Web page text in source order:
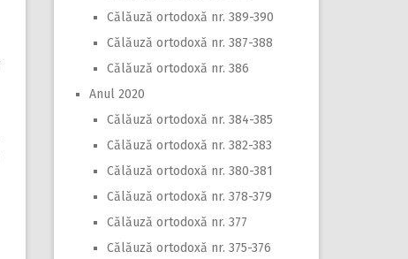
Călăuză ortodoxă nr. 389-390
Călăuză ortodoxă nr. 387-388
Călăuză ortodoxă nr. 386
Anul 2020
Călăuză ortodoxă nr. 384-385
Călăuză ortodoxă nr. 382-383
Călăuză ortodoxă nr. 380-381
Călăuză ortodoxă nr. 378-379
Călăuză ortodoxă nr. 377
Călăuză ortodoxă nr. 375-376